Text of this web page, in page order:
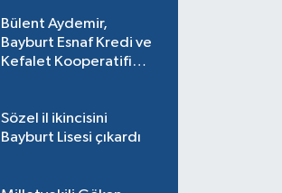
Bülent Aydemir,
Bayburt Esnaf Kredi ve
Kefalet Kooperatifi
Sözel il ikincisini
Bayburt Lisesi çıkardı